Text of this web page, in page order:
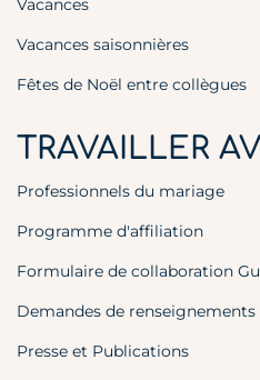
Vacances
Vacances saisonnières
Fêtes de Noël entre collègues
TRAVAILLER
Professionnels du mariage
Programme d'affiliation
Formulaire de collaboration
Demandes de renseignements
Presse et Publications